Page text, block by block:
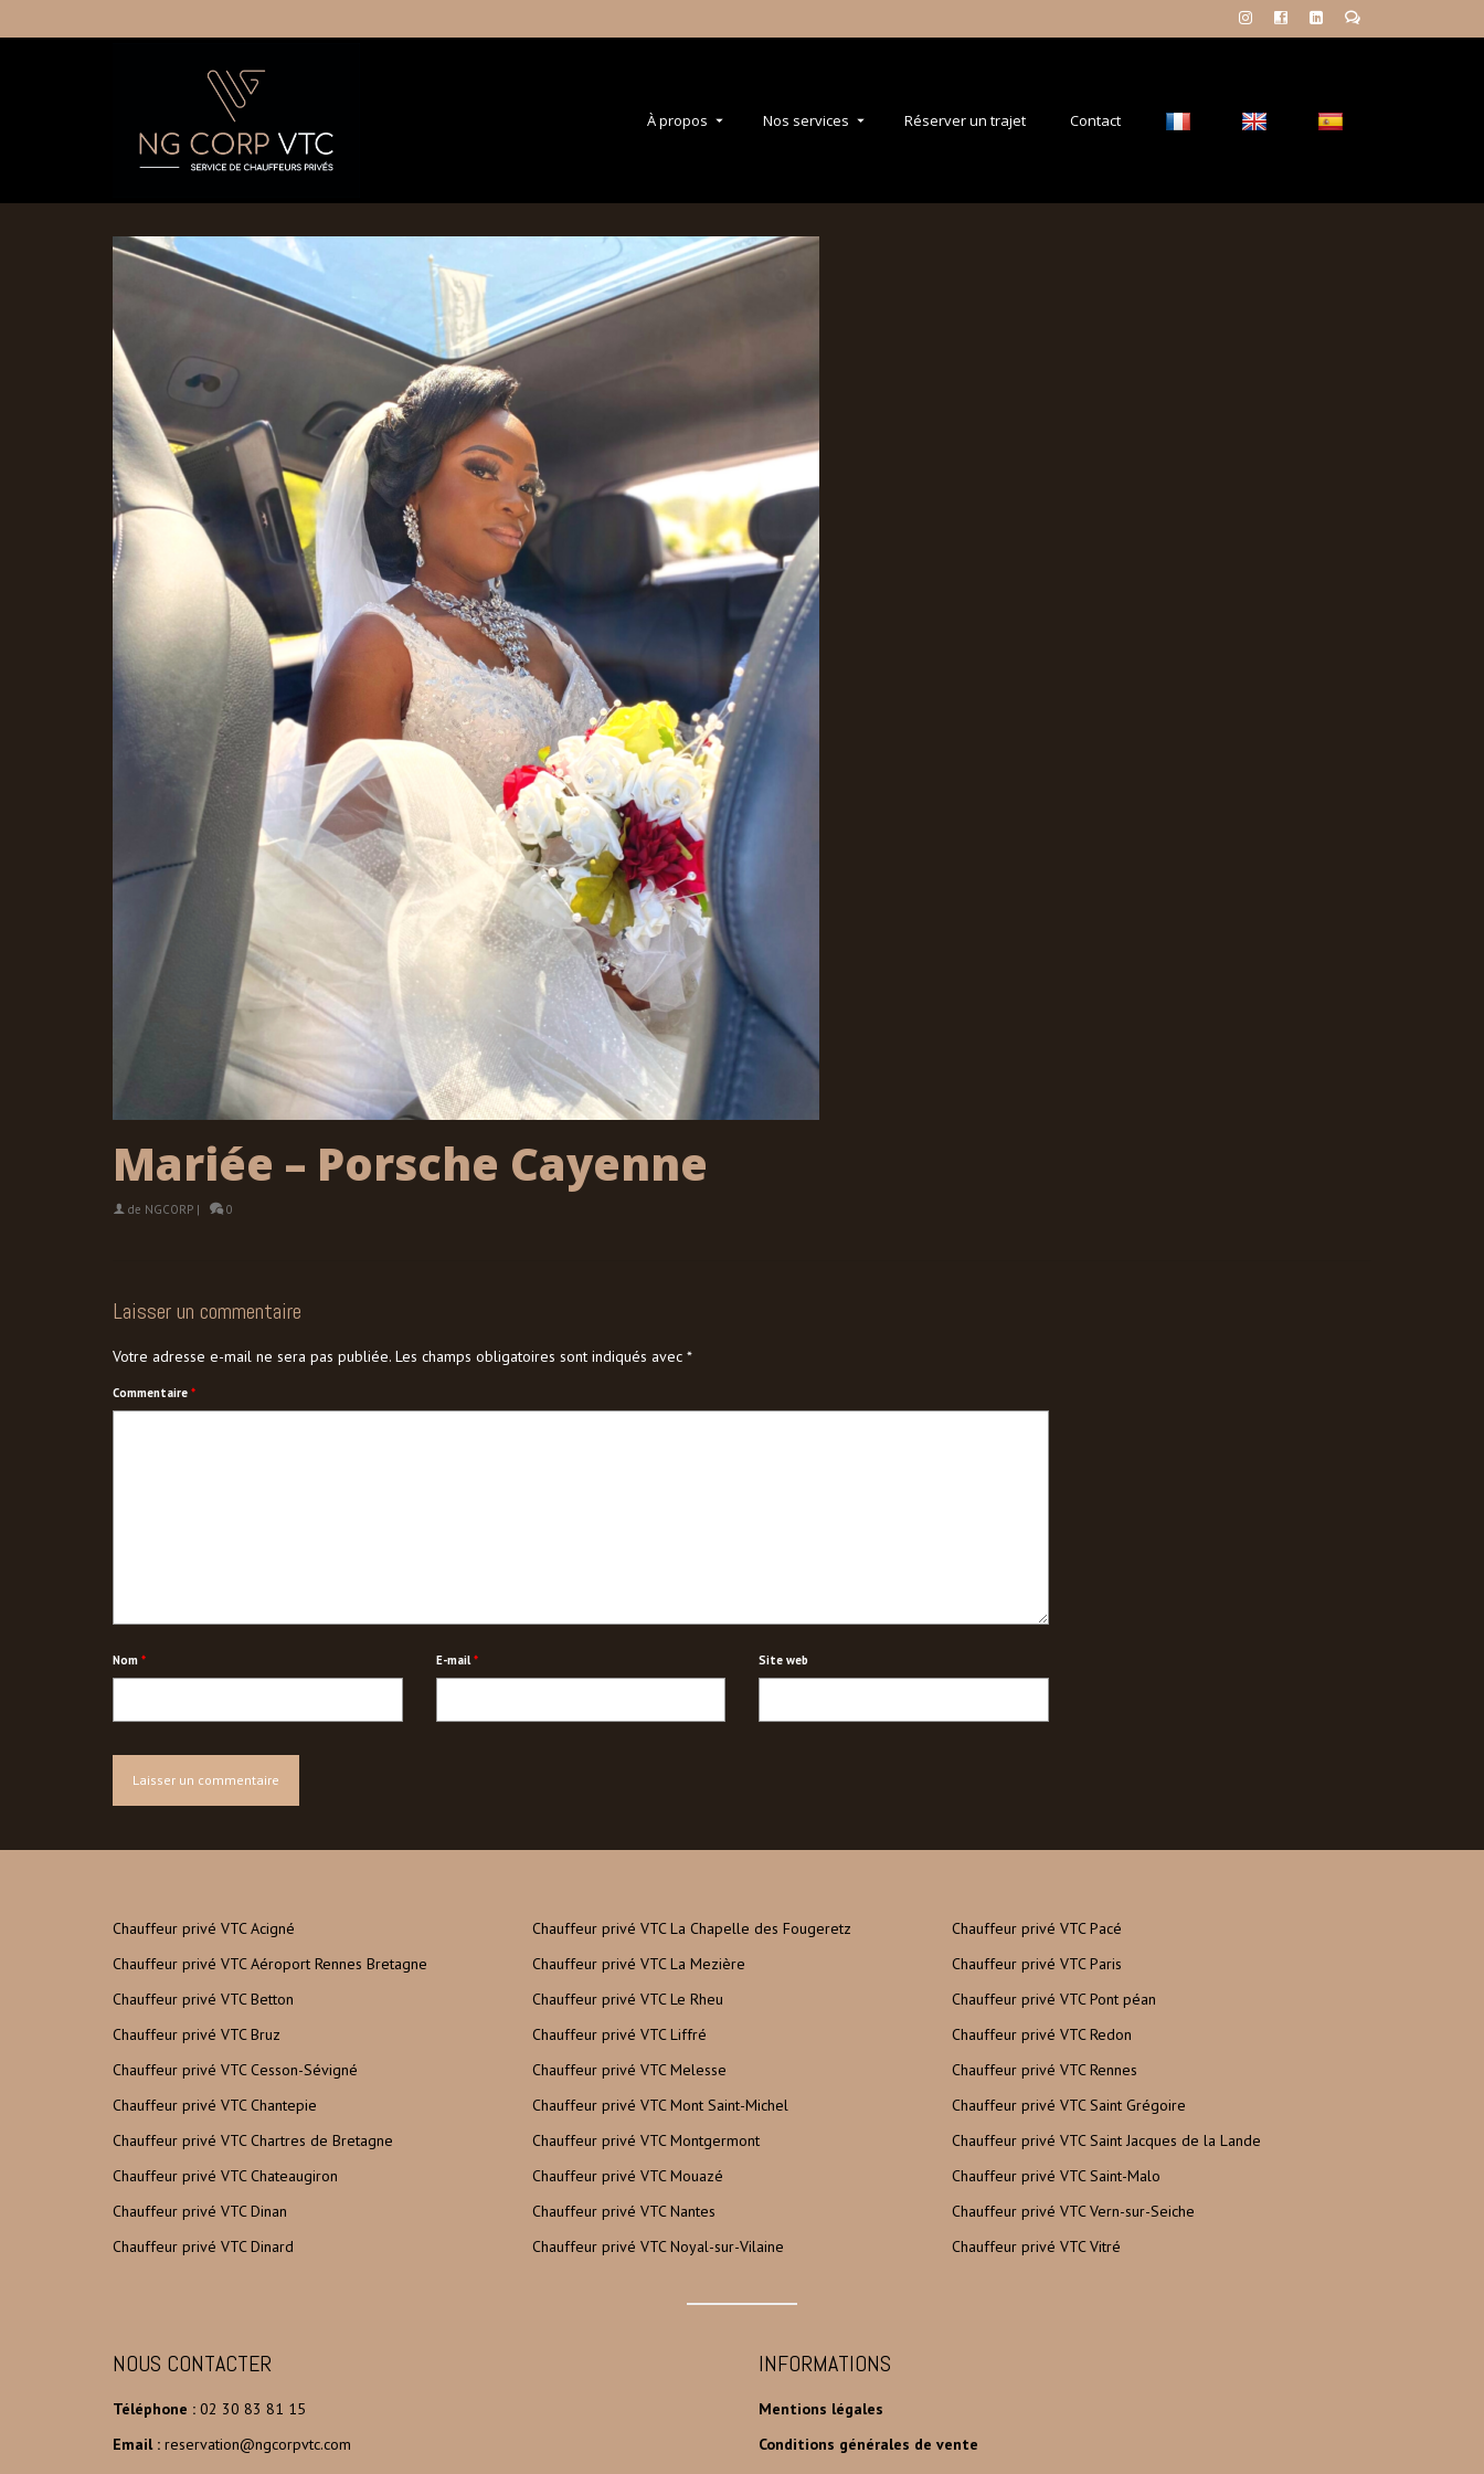
À propos Nos services Réserver un trajet Contact
Mariée – Porsche Cayenne
de NGCORP | 0
Laisser un commentaire
Votre adresse e-mail ne sera pas publiée. Les champs obligatoires sont indiqués avec *
Commentaire *
Nom * E-mail* Site web
Chauffeur privé VTC Acigné
Chauffeur privé VTC Aéroport Rennes Bretagne
Chauffeur privé VTC Betton
Chauffeur privé VTC Bruz
Chauffeur privé VTC Cesson-Sévigné
Chauffeur privé VTC Chantepie
Chauffeur privé VTC Chartres de Bretagne
Chauffeur privé VTC Chateaugiron
Chauffeur privé VTC Dinan
Chauffeur privé VTC Dinard
Chauffeur privé VTC La Chapelle des Fougeretz
Chauffeur privé VTC La Mezière
Chauffeur privé VTC Le Rheu
Chauffeur privé VTC Liffré
Chauffeur privé VTC Melesse
Chauffeur privé VTC Mont Saint-Michel
Chauffeur privé VTC Montgermont
Chauffeur privé VTC Mouazé
Chauffeur privé VTC Nantes
Chauffeur privé VTC Noyal-sur-Vilaine
Chauffeur privé VTC Pacé
Chauffeur privé VTC Paris
Chauffeur privé VTC Pont péan
Chauffeur privé VTC Redon
Chauffeur privé VTC Rennes
Chauffeur privé VTC Saint Grégoire
Chauffeur privé VTC Saint Jacques de la Lande
Chauffeur privé VTC Saint-Malo
Chauffeur privé VTC Vern-sur-Seiche
Chauffeur privé VTC Vitré
NOUS CONTACTER
Téléphone : 02 30 83 81 15
Email : reservation@ngcorpvtc.com
INFORMATIONS
Mentions légales
Conditions générales de vente